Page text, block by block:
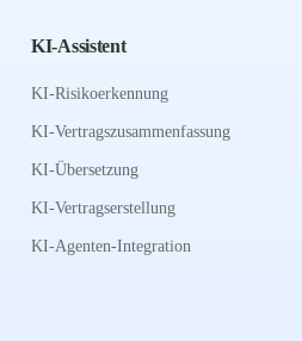
KI-Assistent
KI-Risikoerkennung
KI-Vertragszusammenfassung
KI-Übersetzung
KI-Vertragserstellung
KI-Agenten-Integration